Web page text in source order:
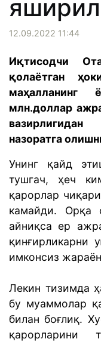
12.09.2022 11:44
Иқтисодчи
қолаётган
млн.доллар
назоратга
Унинг қайд
тушгач, ҳеч
қарорлар
камайди. Орқа
айниқса ер
имконсиз
Лекин тизимда
бу муаммолар
билан боғлиқ.
қарорларини